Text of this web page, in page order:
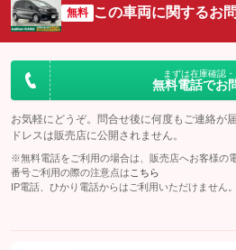
無料 この車両に関するお
まずは在庫確認
無料電話でお
お気軽にどうぞ。問合せ後に何度もご連絡が
ドレスは販売店に公開されません。
※無料電話をご利用の場合は、販売店へお客様の
番号ご利用の際の注意点は こちら
IP電話、ひかり電話からはご利用いただけません。